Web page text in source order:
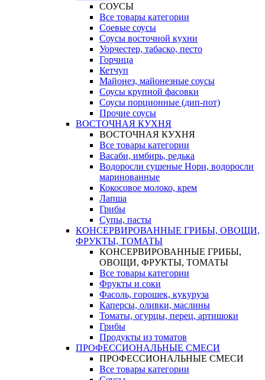
СОУСЫ
Все товары категории
Соевые соусы
Соусы восточной кухни
Уорчестер, табаско, песто
Горчица
Кетчуп
Майонез, майонезные соусы
Соусы крупной фасовки
Соусы порционные (дип-пот)
Прочие соусы
ВОСТОЧНАЯ КУХНЯ
ВОСТОЧНАЯ КУХНЯ
Все товары категории
Васаби, имбирь, редька
Водоросли сушеные Нори, водоросли
маринованные
Кокосовое молоко, крем
Лапша
Грибы
Супы, пасты
КОНСЕРВИРОВАННЫЕ ГРИБЫ, ОВОЩИ,
ФРУКТЫ, ТОМАТЫ
КОНСЕРВИРОВАННЫЕ ГРИБЫ,
ОВОЩИ, ФРУКТЫ, ТОМАТЫ
Все товары категории
Фрукты и соки
Фасоль, горошек, кукуруза
Каперсы, оливки, маслины
Томаты, огурцы, перец, артишоки
Грибы
Продукты из томатов
ПРОФЕССИОНАЛЬНЫЕ СМЕСИ
ПРОФЕССИОНАЛЬНЫЕ СМЕСИ
Все товары категории